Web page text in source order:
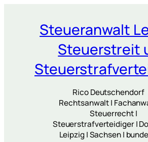
springenSteueranwalt
Steuerstreit
Rico Deutschendorf
Rechtsanwalt |
Steuerrecht |
Steuerstrafverteidiger |
Leipzig | Sachsen |